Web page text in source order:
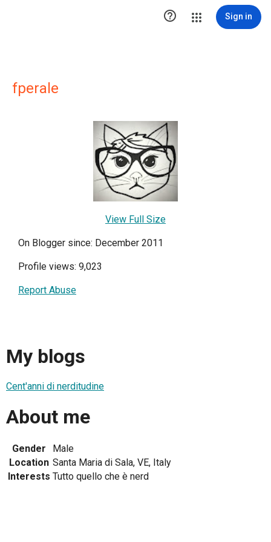
 Sign in
fperale
View Full Size
On Blogger since: December 2011
Profile views: 9,023
Report Abuse
My blogs
Cent'anni di nerditudine
About me
Gender
Male
Location Santa Maria di Sala, VE, Italy
Interests Tutto quello che è nerd